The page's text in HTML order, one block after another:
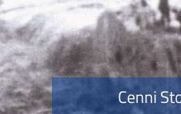
Cenni